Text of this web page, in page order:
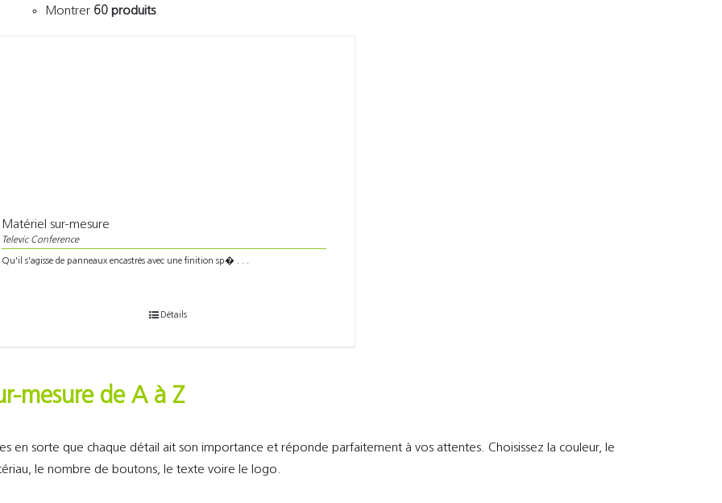
Montrer 60 produits
Matériel sur-mesure
Televic Conference
Qu'il s'agisse de panneaux encastrés avec une finition sp� . . .
Détails
mesure de A à Z
en sorte que chaque détail ait son importance et réponde parfaitement à vos attentes. Choisissez la couleur, le
le nombre de boutons, le texte voire le logo.